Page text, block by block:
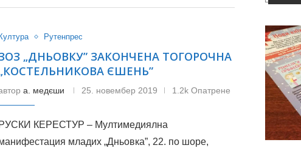
Култура Рутенпрес
„ДНЬОВКУ” ЗАКОНЧЕНА ТОГОРОЧНА
ЄШЕНЬ”
а. медєши 25. новембер 2019 1.2k Опатрене
РУСКИ КЕРЕСТУР – Мултимедиялна
младих „Дньовка”, 22. по шоре,